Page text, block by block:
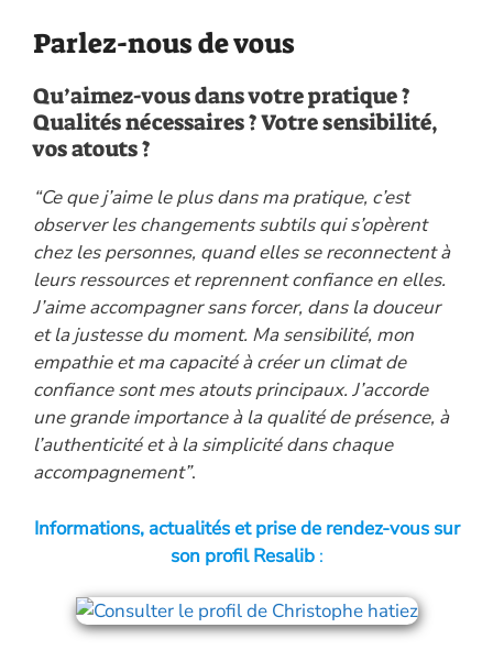
Parlez-nous de vous
Qu’aimez-vous dans votre pratique ?
Qualités nécessaires ? Votre sensibilité,
vos atouts ?
“Ce que j’aime le plus dans ma pratique, c’est
observer les changements subtils qui s’opèrent
chez les personnes, quand elles se reconnectent à
leurs ressources et reprennent confiance en elles.
J’aime accompagner sans forcer, dans la douceur
et la justesse du moment. Ma sensibilité, mon
empathie et ma capacité à créer un climat de
confiance sont mes atouts principaux. J’accorde
une grande importance à la qualité de présence, à
l’authenticité et à la simplicité dans chaque
accompagnement”.
Informations, actualités et prise de rendez-vous sur
son profil Resalib: